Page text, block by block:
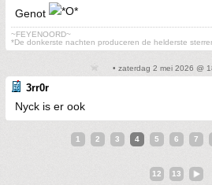
Genot
~FEYENOORD~
*De donkerste nachten produceren de helderste
• zaterdag 2 mei 2026 @
3rr0r
Nyck is er ook
1 2 3 4 5 6 7
12 13